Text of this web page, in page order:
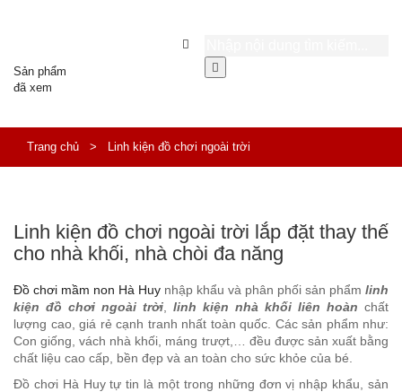
Sản phẩm
đã xem
Trang chủ > Linh kiện đồ chơi ngoài trời
Linh kiện đồ chơi ngoài trời lắp đặt thay thế
cho nhà khối, nhà chòi đa năng
Đồ chơi mầm non Hà Huy nhập khẩu và phân phối sản phẩm linh
kiện đồ chơi ngoài trời, linh kiện nhà khối liên hoàn chất
lượng cao, giá rẻ cạnh tranh nhất toàn quốc. Các sản phẩm như:
Con giống, vách nhà khối, máng trượt,… đều được sản xuất bằng
chất liệu cao cấp, bền đẹp và an toàn cho sức khỏe của bé.
Đồ chơi Hà Huy tự tin là một trong những đơn vị nhập khẩu, sản